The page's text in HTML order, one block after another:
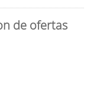
de ofertas